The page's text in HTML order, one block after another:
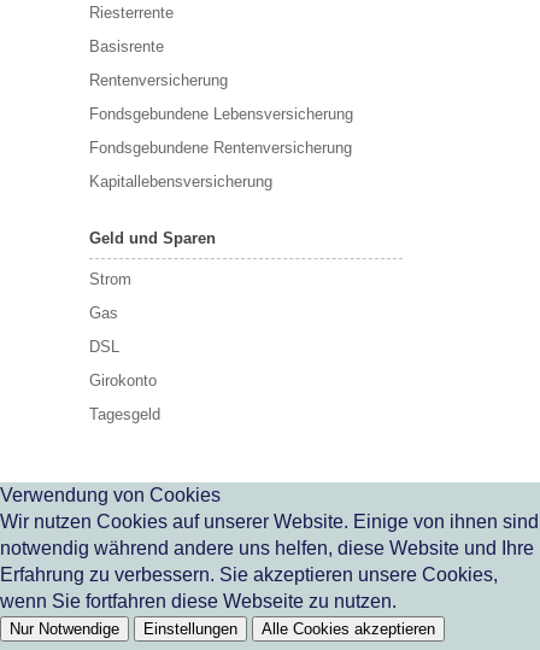
Riesterrente
Basisrente
Rentenversicherung
Fondsgebundene Lebensversicherung
Fondsgebundene Rentenversicherung
Kapitallebensversicherung
Geld und Sparen
Strom
Gas
DSL
Girokonto
Tagesgeld
Verwendung von Cookies
Wir nutzen Cookies auf unserer Website. Einige von ihnen sind
notwendig während andere uns helfen, diese Website und Ihre
Erfahrung zu verbessern. Sie akzeptieren unsere Cookies,
wenn Sie fortfahren diese Webseite zu nutzen.
Nur Notwendige Einstellungen Alle Cookies akzeptieren